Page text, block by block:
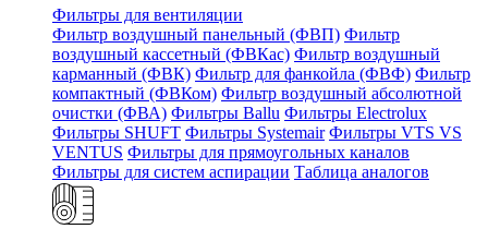
Фильтры для вентиляции
Фильтр воздушный панельный (ФВП) Фильтр
воздушный кассетный (ФВКас) Фильтр воздушный
карманный (ФВК) Фильтр для фанкойла (ФВФ) Фильтр
компактный (ФВКом) Фильтр воздушный абсолютной
очистки (ФВА) Фильтры Ballu Фильтры Electrolux
Фильтры SHUFT Фильтры Systemair Фильтры VTS VS
VENTUS Фильтры для прямоугольных каналов
Фильтры для систем аспирации Таблица аналогов